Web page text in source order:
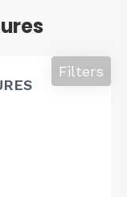
Filters